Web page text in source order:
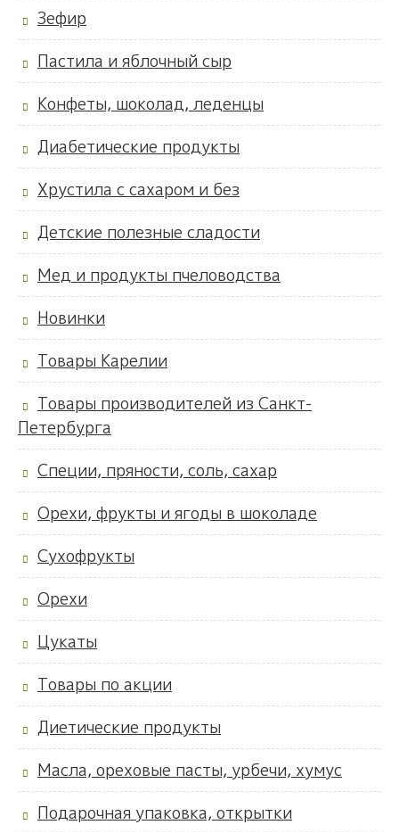
Зефир
Пастила и яблочный сыр
Конфеты, шоколад, леденцы
Диабетические продукты
Хрустила с сахаром и без
Детские полезные сладости
Мед и продукты пчеловодства
Новинки
Товары Карелии
Товары производителей из Санкт-
Петербурга
Специи, пряности, соль, сахар
Орехи, фрукты и ягоды в шоколаде
Сухофрукты
Орехи
Цукаты
Товары по акции
Диетические продукты
Масла, ореховые пасты, урбечи, хумус
Подарочная упаковка, открытки